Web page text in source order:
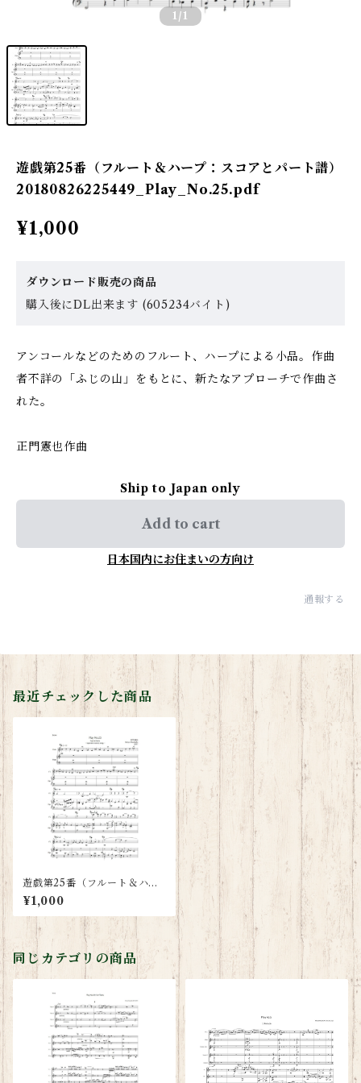
1 /1
遊戯第25番（フルート＆ハープ：スコアとパート譜）
20180826225449_Play_No.25.pdf
¥1,000
ダウンロード販売の商品
購入後にDL出来ます (605234バイト)
アンコールなどのためのフルート、ハープによる小品。作曲
者不詳の「ふじの山」をもとに、新たなアプローチで作曲さ
れた。
正門憲也作曲
Ship to Japan only
Add to cart
日本国内にお住まいの方向け
通報する
最近チェックした商品
遊戯第25番（フルート＆ハー
プ：スコアとパート譜）
¥1,000
同じカテゴリの商品